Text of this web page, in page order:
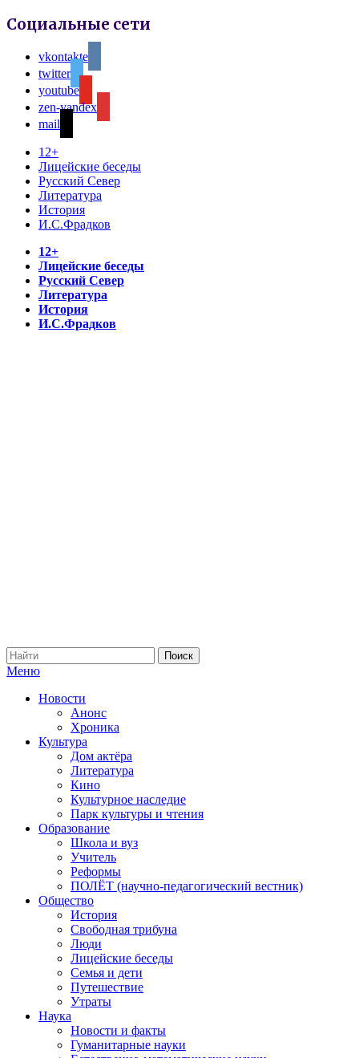
Социальные сети
vkontakte
twitter
youtube
zen-yandex
mail
12+
Лицейские беседы
Русский Север
Литература
История
И.С.Фрадков
12+
Лицейские беседы
Русский Север
Литература
История
И.С.Фрадков
Меню
Новости
Анонс
Хроника
Культура
Дом актёра
Литература
Кино
Культурное наследие
Парк культуры и чтения
Образование
Школа и вуз
Учитель
Реформы
ПОЛЁТ (научно-педагогический вестник)
Общество
История
Свободная трибуна
Люди
Лицейские беседы
Семья и дети
Путешествие
Утраты
Наука
Новости и факты
Гуманитарные науки